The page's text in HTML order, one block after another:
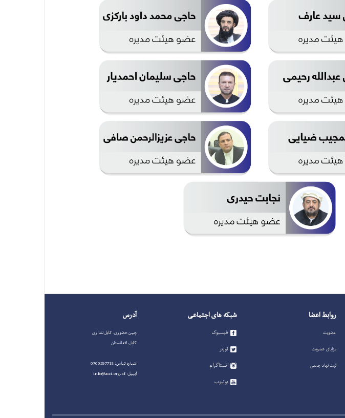
روابط اعضا
عضویت
مزایای عضویت
ثبت نهاد جمعی
شبکه های اجتماعی
فیسبوک
تویتر
انستاگرام
یوتیوب
آدرس
چمن حضوری، کابل ننداری
کابل، افغانستان
شماره تماس: 0700297718
ایمیل: info@acci.org.af